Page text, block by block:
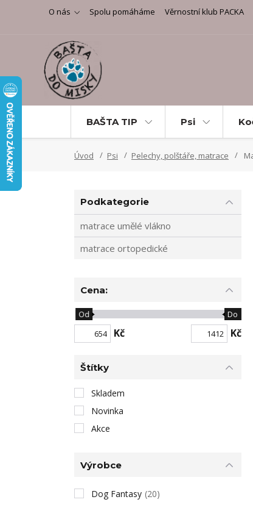
O nás Spolu pomáháme Věrnostní klub PACKA
BAŠTA TIP Psi
Úvod Psi Pelechy, polštáře, matrace
Podkategorie
matrace umělé vlákno
matrace ortopedické
Cena:
Kč
Od Do
Kč
Štítky
Skladem
Novinka
Akce
Výrobce
Dog Fantasy (20)